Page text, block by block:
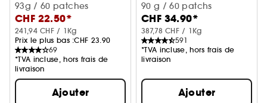
pour les rides et les ridules
93g / 60 patches
CHF 22.50*
241,94 CHF / 1Kg
Prix le plus bas :CHF 23.90
69
*TVA incluse, hors frais de
livraison
Ajouter
90 g / 60 patchs
CHF 34.90*
387,78 CHF / 1Kg
591
*TVA incluse, hors frais de
livraison
Ajouter